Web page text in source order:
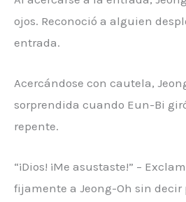
ojos. Reconoció a alguien
entrada.
Acercándose con cautela,
sorprendida cuando Eun-Bi
repente.
“¡Dios! ¡Me asustaste!” –
fijamente a Jeong-Oh sin decir